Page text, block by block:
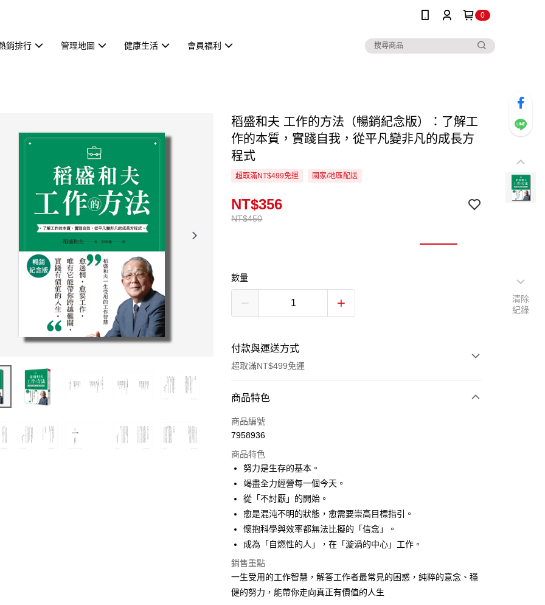
0
銷排行 管理地圖 健康生活 會員福利
稻盛和夫 工作的方法（暢銷紀念版）：了解工
作的本質，實踐自我，從平凡變非凡的成長方
程式
超取滿NT$499免運 國家/地區配送
NT$450
NT$356
數量
付款與運送方式
超取滿NT$499免運
付款方式
信用卡一次付款
LINE Pay
Apple Pay
街口支付
悠遊付
運送方式
商品特色
商品編號
7958936
商品特色
努力是生存的基本。
竭盡全力經營每一個今天。
從「不討厭」的開始。
愈是混沌不明的狀態，愈需要崇高目標指引。
懷抱科學與效率都無法比擬的「信念」。
成為「自燃性的人」，在「漩渦的中心」工作。
銷售重點
一生受用的工作智慧，解答工作者最常見的困惑，純粹的意念、穩
健的努力，能帶你走向真正有價值的人生
清除
紀錄